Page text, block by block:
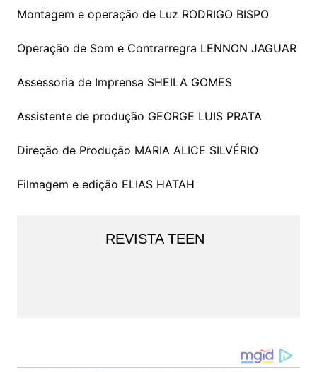
Montagem e operação de Luz RODRIGO BISPO
Operação de Som e Contrarregra LENNON JAGUAR
Assessoria de Imprensa SHEILA GOMES
Assistente de produção GEORGE LUIS PRATA
Direção de Produção MARIA ALICE SILVÉRIO
Filmagem e edição ELIAS HATAH
REVISTA TEEN